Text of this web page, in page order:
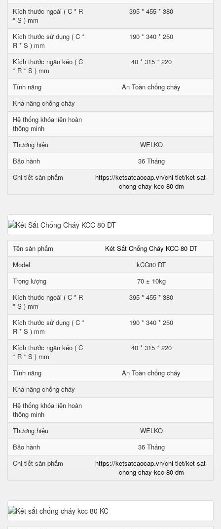
Kích thước ngoài ( C * R
* S ) mm
395 * 455 * 380
Kích thước sử dụng ( C *
R * S ) mm
190 * 340 * 250
Kích thước ngăn kéo ( C
* R * S ) mm
40 * 315 * 220
Tính năng
An Toàn chống cháy
Khả năng chống cháy
Hệ thống khóa liên hoàn
thông minh
Thương hiệu
WELKO
Bảo hành
36 Tháng
Chi tiết sản phẩm
https://ketsatcaocap.vn/chi-tiet/ket-sat-
chong-chay-kcc-80-dm
Tên sản phẩm
Két Sắt Chống Cháy KCC 80 DT
Model
kCC80 DT
Trọng lượng
70 ± 10kg
Kích thước ngoài ( C * R
* S ) mm
395 * 455 * 380
Kích thước sử dụng ( C *
R * S ) mm
190 * 340 * 250
Kích thước ngăn kéo ( C
* R * S ) mm
40 * 315 * 220
Tính năng
An Toàn chống cháy
Khả năng chống cháy
Hệ thống khóa liên hoàn
thông minh
Thương hiệu
WELKO
Bảo hành
36 Tháng
Chi tiết sản phẩm
https://ketsatcaocap.vn/chi-tiet/ket-sat-
chong-chay-kcc-80-dm